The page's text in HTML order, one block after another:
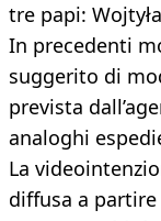
tre papi:
In precedenti
suggerito di
prevista
analoghi
La
diffusa a